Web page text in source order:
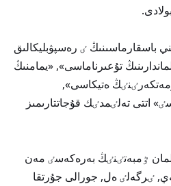
باسقارماسىنىڭ ٸ رەسپۋبليكالىق
تۇعىرناماسى», «يمامنىڭ
ەتيكاسى»,
اتتى تەلٸمدٸك قۇجاتتارىمىز
ٷمبەتٸنٸڭ بەرەكەسٸ مەن
ٸرگەلٸ ەل, جورالى جۇرتقا